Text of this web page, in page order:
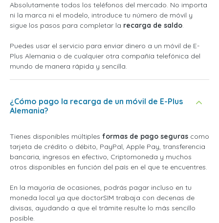
Absolutamente todos los teléfonos del mercado. No importa
ni la marca ni el modelo, introduce tu número de móvil y
sigue los pasos para completar la recarga de saldo.
Puedes usar el servicio para enviar dinero a un móvil de E-
Plus Alemania o de cualquier otra compañía telefónica del
mundo de manera rápida y sencilla.
¿Cómo pago la recarga de un móvil de E-Plus
Alemania?
Tienes disponibles múltiples formas de pago seguras como
tarjeta de crédito o débito, PayPal, Apple Pay, transferencia
bancaria, ingresos en efectivo, Criptomoneda y muchos
otros disponibles en función del país en el que te encuentres.
En la mayoría de ocasiones, podrás pagar incluso en tu
moneda local ya que doctorSIM trabaja con decenas de
divisas, ayudando a que el trámite resulte lo más sencillo
posible.